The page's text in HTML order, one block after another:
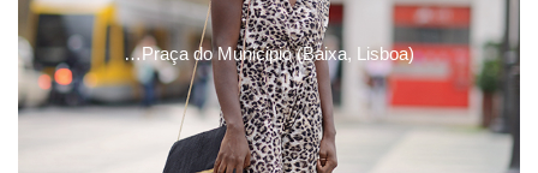
…Praça do Municipio (Baixa, Lisboa)